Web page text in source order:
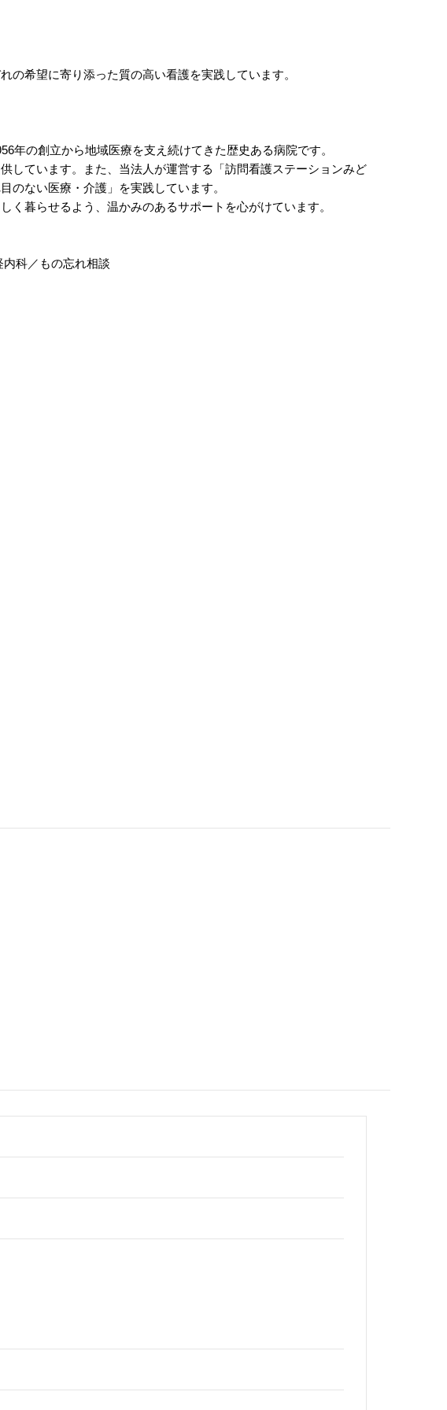
の希望に寄り添った質の高い看護を実践しています。
年の創立から地域医療を支え続けてきた歴史ある病院です。
しています。また、当法人が運営する「訪問看護ステーションみど
のない医療・介護」を実践しています。
暮らせるよう、温かみのあるサポートを心がけています。
科／もの忘れ相談